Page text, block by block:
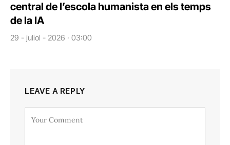
central de l’escola humanista en els temps
de la IA
29 - juliol - 2026 · 03:00
LEAVE A REPLY